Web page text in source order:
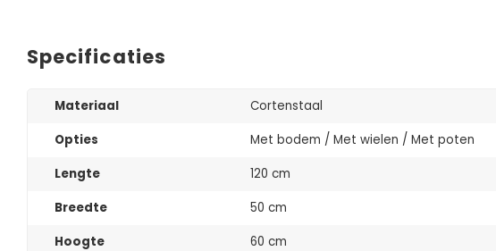
Specificaties
Materiaal
Cortenstaal
Opties
Met bodem / Met wielen / Met poten
Lengte
120 cm
Breedte
50 cm
Hoogte
60 cm